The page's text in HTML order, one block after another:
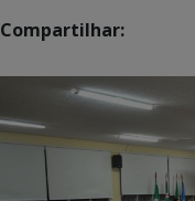
Compartilhar: